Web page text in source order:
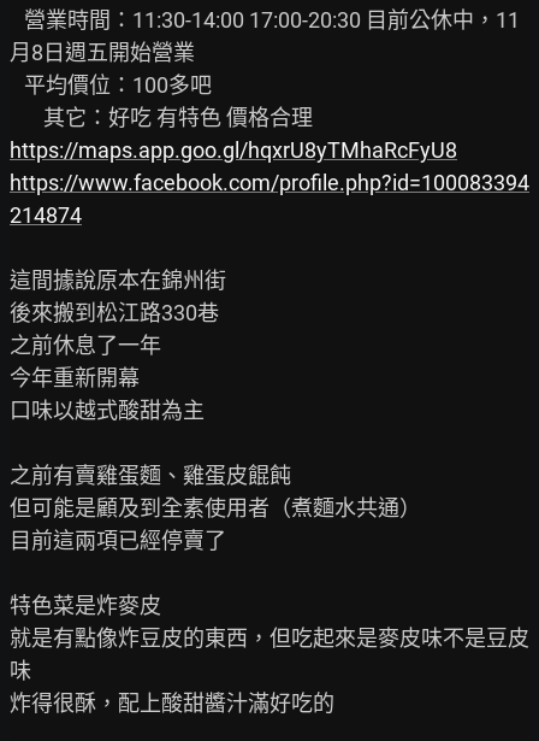
月8日週五開始營業
https://maps.app.goo.gl/hqxrU8yTMhaRcFyU8
https://www.facebook.com/profile.php?id=100083394
214874
這間據說原本在錦州街
後來搬到松江路330巷
之前休息了一年
今年重新開幕
口味以越式酸甜為主
之前有賣雞蛋麵、雞蛋皮餛飩
但可能是顧及到全素使用者（煮麵水共通）
目前這兩項已經停賣了
特色菜是炸麥皮
就是有點像炸豆皮的東西，但吃起來是麥皮味不是豆皮
味
炸得很酥，配上酸甜醬汁滿好吃的